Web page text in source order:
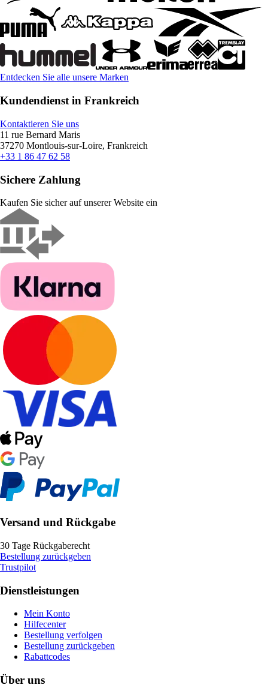
Entdecken Sie alle unsere Marken
Kundendienst in Frankreich
Kontaktieren Sie uns
11 rue Bernard Maris
37270 Montlouis-sur-Loire, Frankreich
+33 1 86 47 62 58
Sichere Zahlung
Kaufen Sie sicher auf unserer Website ein
Versand und Rückgabe
30 Tage Rückgaberecht
Bestellung zurückgeben
Trustpilot
Dienstleistungen
Mein Konto
Hilfecenter
Bestellung verfolgen
Bestellung zurückgeben
Rabattcodes
Über uns